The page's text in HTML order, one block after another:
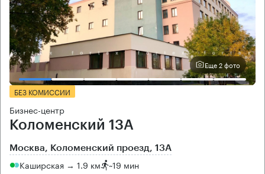
Еще 2 фото
БЕЗ КОМИССИИ
Бизнес-центр
Коломенский 13А
Москва, Коломенский проезд, 13А
Каширская → 1.9 км ~19 мин